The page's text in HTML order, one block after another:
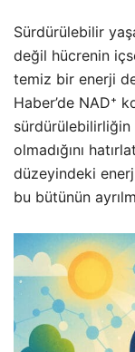
Sürdürülebilir
değil hücrenin
temiz bir enerji
Haber’de NAD⁺
sürdürülebilirliğin
olmadığını
düzeyindeki
bu bütünün